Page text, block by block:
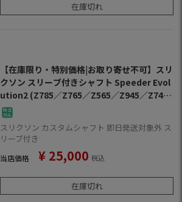
在庫切れ
【在庫限り・特別価格|お取り寄せ不可】スリ
クソン スリーブ付きシャフト Speeder Evol
ution2 (Z785／Z765／Z565／Z945／Z745
／Z545／Z925／Z725／Z525／ZF45)
スリクソン カスタムシャフト 即日発送対象外 ス
リーブ付き
当店価格 ¥ 25,000 税込
在庫切れ